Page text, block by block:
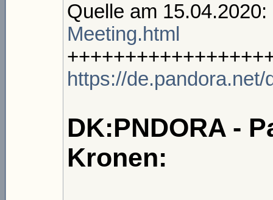
Quelle am 15.04.2020:
Meeting.html
https://
DK:PNDORA -
Kronen: